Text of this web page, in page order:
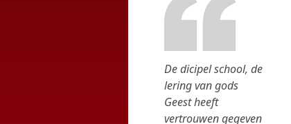
De dicipel school, de
lering van gods
Geest heeft
vertrouwen gegeven